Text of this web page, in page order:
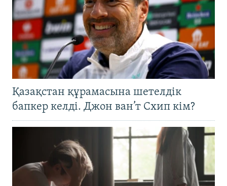
Қазақстан құрамасына шетелдік
бапкер келді. Джон ван’т Схип кім?